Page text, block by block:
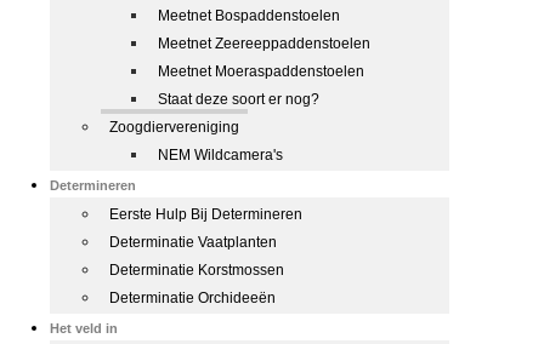
Meetnet Bospaddenstoelen
Meetnet Zeereeppaddenstoelen
Meetnet Moeraspaddenstoelen
Staat deze soort er nog?
Zoogdiervereniging
NEM Wildcamera's
Determineren
Eerste Hulp Bij Determineren
Determinatie Vaatplanten
Determinatie Korstmossen
Determinatie Orchideeën
Het veld in